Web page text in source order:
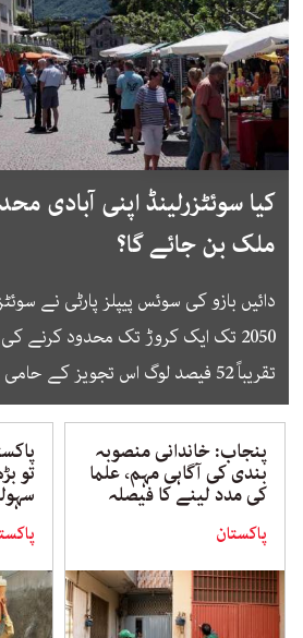
کیا سوئٹزرلینڈ اپنی آبادی
ملک بن جائے گا؟
دائیں بازو کی سوئس پیپلز پارٹی نے
2050 تک ایک کروڑ تک محدود کرنے
تقریباً 52 فیصد لوگ اس تجویز کے حامی ہیں۔
پنجاب: خاندانی منصوبہ
بندی کی آگاہی مہم، علما
کی مدد لینے کا فیصلہ
پاکستان
تو